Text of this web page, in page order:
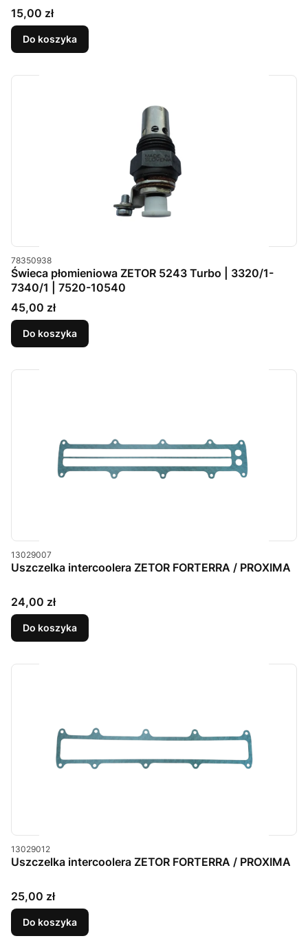
Cena
15,00 zł
Do koszyka
Kod produktu
78350938
Świeca płomieniowa ZETOR 5243 Turbo | 3320/1-
7340/1 | 7520-10540
Cena
45,00 zł
Do koszyka
Kod produktu
13029007
Uszczelka intercoolera ZETOR FORTERRA / PROXIMA
Cena
24,00 zł
Do koszyka
Kod produktu
13029012
Uszczelka intercoolera ZETOR FORTERRA / PROXIMA
Cena
25,00 zł
Do koszyka